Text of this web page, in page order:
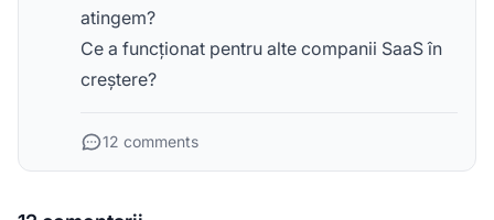
atingem?
Ce a funcționat pentru alte companii SaaS în
creștere?
12 comments